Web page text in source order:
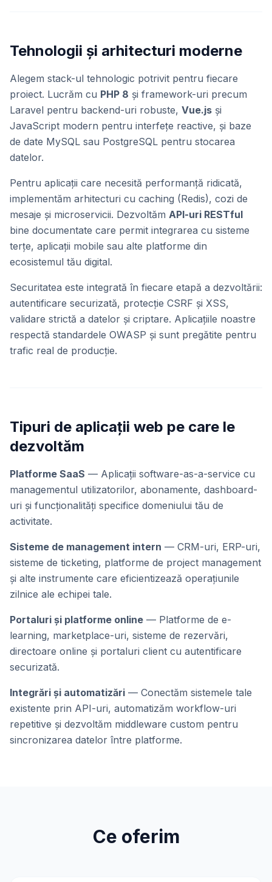
Tehnologii și arhitecturi moderne
Alegem stack-ul tehnologic potrivit pentru fiecare
proiect. Lucrăm cu PHP 8 și framework-uri precum
Laravel pentru backend-uri robuste, Vue.js și
JavaScript modern pentru interfețe reactive, și baze
de date MySQL sau PostgreSQL pentru stocarea
datelor.
Pentru aplicații care necesită performanță ridicată,
implementăm arhitecturi cu caching (Redis), cozi de
mesaje și microservicii. Dezvoltăm API-uri RESTful
bine documentate care permit integrarea cu sisteme
terțe, aplicații mobile sau alte platforme din
ecosistemul tău digital.
Securitatea este integrată în fiecare etapă a dezvoltării:
autentificare securizată, protecție CSRF și XSS,
validare strictă a datelor și criptare. Aplicațiile noastre
respectă standardele OWASP și sunt pregătite pentru
trafic real de producție.
Tipuri de aplicații web pe care le
dezvoltăm
Platforme SaaS — Aplicații software-as-a-service cu
managementul utilizatorilor, abonamente, dashboard-
uri și funcționalități specifice domeniului tău de
activitate.
Sisteme de management intern — CRM-uri, ERP-uri,
sisteme de ticketing, platforme de project management
și alte instrumente care eficientizează operațiunile
zilnice ale echipei tale.
Portaluri și platforme online — Platforme de e-
learning, marketplace-uri, sisteme de rezervări,
directoare online și portaluri client cu autentificare
securizată.
Integrări și automatizări — Conectăm sistemele tale
existente prin API-uri, automatizăm workflow-uri
repetitive și dezvoltăm middleware custom pentru
sincronizarea datelor între platforme.
Ce oferim